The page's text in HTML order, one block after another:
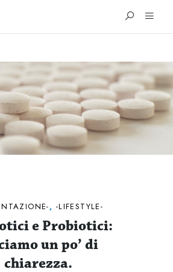
, LIFESTYLE
e Probiotici:
un po’ di
chiarezza.